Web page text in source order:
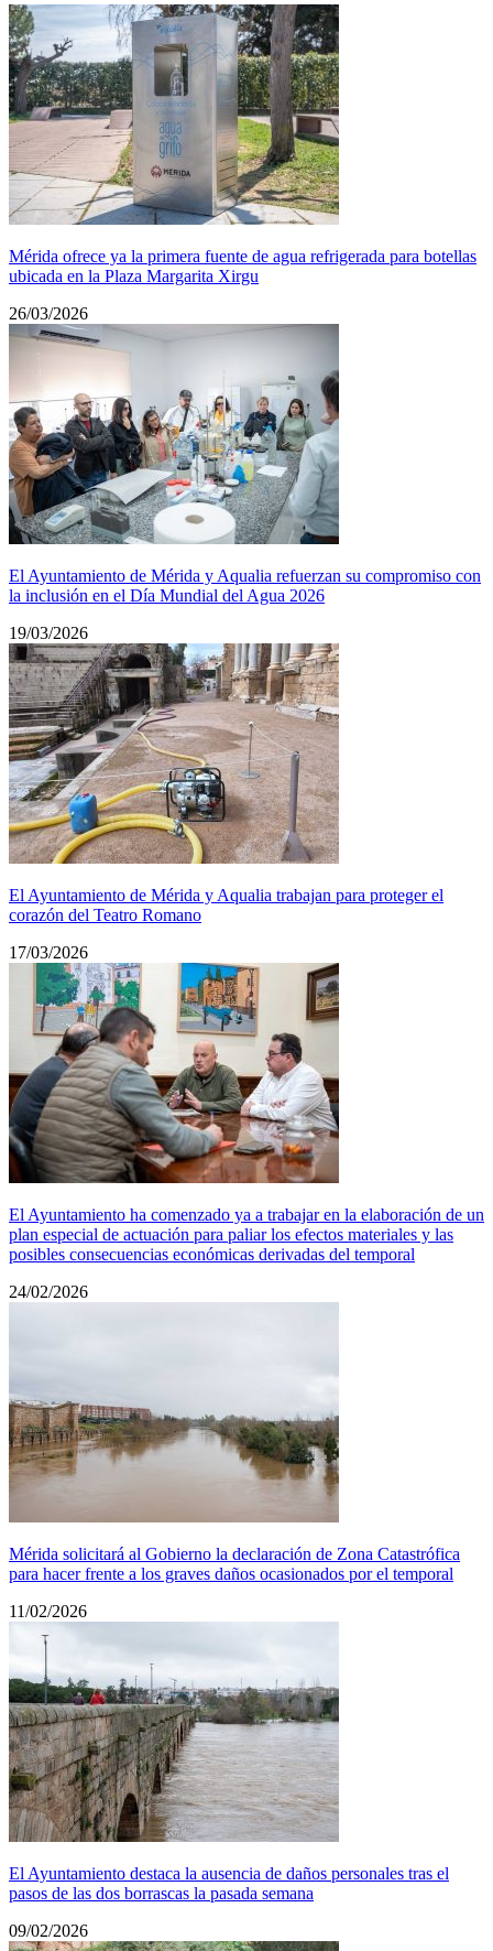
Mérida ofrece ya la primera fuente de agua refrigerada para botellas
ubicada en la Plaza Margarita Xirgu
26/03/2026
El Ayuntamiento de Mérida y Aqualia refuerzan su compromiso con
la inclusión en el Día Mundial del Agua 2026
19/03/2026
El Ayuntamiento de Mérida y Aqualia trabajan para proteger el
corazón del Teatro Romano
17/03/2026
El Ayuntamiento ha comenzado ya a trabajar en la elaboración de un
plan especial de actuación para paliar los efectos materiales y las
posibles consecuencias económicas derivadas del temporal
24/02/2026
Mérida solicitará al Gobierno la declaración de Zona Catastrófica
para hacer frente a los graves daños ocasionados por el temporal
11/02/2026
El Ayuntamiento destaca la ausencia de daños personales tras el
pasos de las dos borrascas la pasada semana
09/02/2026